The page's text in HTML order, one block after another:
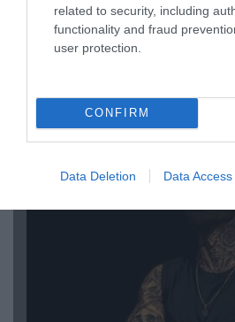
related to security, including
functionality and fraud
user protection.
CONFIRM
Data Deletion Data Access
08.08.2026 | 17:02
Σε «αναμμένα κάρβουνα» η
Περιορίζει την κίνηση
ΠΟΛΙΤΙΚΗ